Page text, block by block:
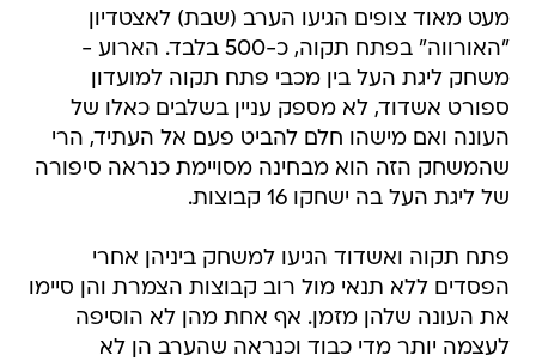
מעט מאוד צופים הגיעו הערב (שבת) לאצטדיון
"האורווה" בפתח תקוה, כ-500 בלבד. הארוע -
משחק ליגת העל בין מכבי פתח תקוה למועדון
ספורט אשדוד, לא מספק עניין בשלבים כאלו של
העונה ואם מישהו חלם להביט פעם אל העתיד, הרי
שהמשחק הזה הוא מבחינה מסויימת כנראה סיפורה
של ליגת העל בה ישחקו 16 קבוצות.
פתח תקוה ואשדוד הגיעו למשחק ביניהן אחרי
הפסדים ללא תנאי מול רוב קבוצות הצמרת והן סיימו
את העונה שלהן מזמן. אף אחת מהן לא הוסיפה
לעצמה יותר מדי כבוד וכנראה שהערב הן לא